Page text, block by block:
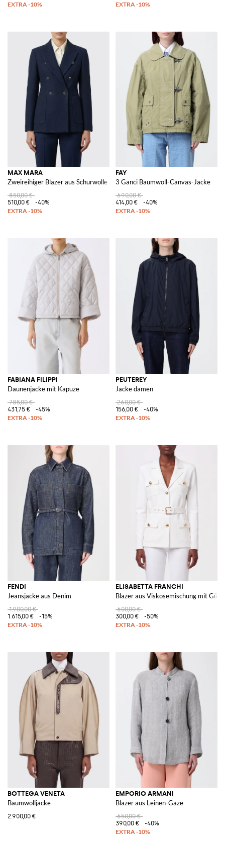
MAX MARA
Zweireihiger Blazer aus Schurwolle
850,00 €
510,00 €
-40%
FAY
3 Ganci Baumwoll-Canvas-Jacke
690,00 €
414,00 €
-40%
FABIANA FILIPPI
Daunenjacke mit Kapuze
785,00 €
431,75 €
-45%
PEUTEREY
Jacke damen
260,00 €
156,00 €
-40%
FENDI
Jeansjacke aus Denim
1.900,00 €
1.615,00 €
-15%
ELISABETTA FRANCHI
Blazer aus Viskosemischung mit
600,00 €
300,00 €
-50%
BOTTEGA VENETA
Baumwolljacke
2.900,00 €
EMPORIO ARMANI
Blazer aus Leinen-Gaze
650,00 €
390,00 €
-40%